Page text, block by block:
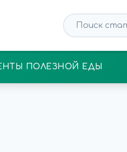
ПОЛЕЗНОЙ ЕДЫ